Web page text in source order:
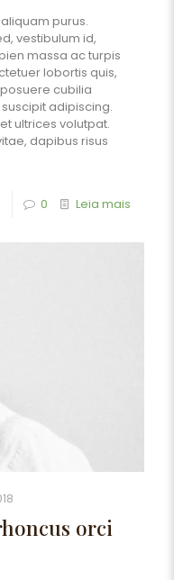
purus.
vestibulum id,
massa ac turpis
lobortis quis,
cubilia
adipiscing.
ultrices volutpat.
dapibus risus
0 Leia mais
orci